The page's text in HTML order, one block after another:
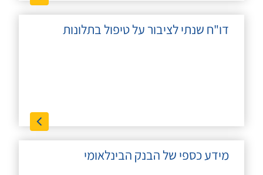
דו"ח שנתי לציבור על טיפול בתלונות
מידע כספי של הבנק הבינלאומי